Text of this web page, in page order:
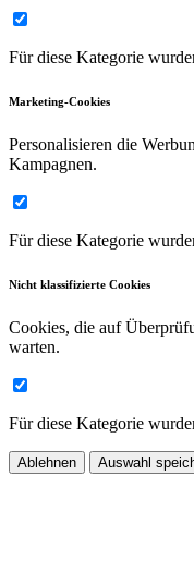
Für diese Kategorie
Marketing-Cookies
Personalisieren die
Kampagnen.
Für diese Kategorie
Nicht klassifizierte Cookies
Cookies, die auf
warten.
Für diese Kategorie
Ablehnen Auswahl